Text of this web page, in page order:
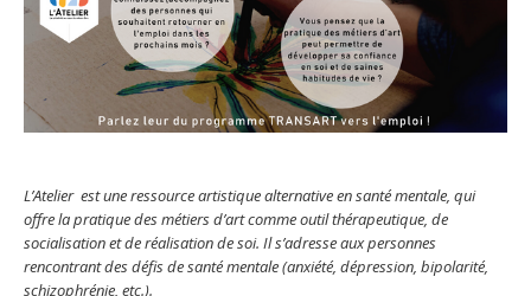
L’Atelier est une ressource artistique alternative en santé mentale, qui
offre la pratique des métiers d’art comme outil thérapeutique, de
socialisation et de réalisation de soi. Il s’adresse aux personnes
rencontrant des défis de santé mentale (anxiété, dépression, bipolarité,
schizophrénie, etc.).